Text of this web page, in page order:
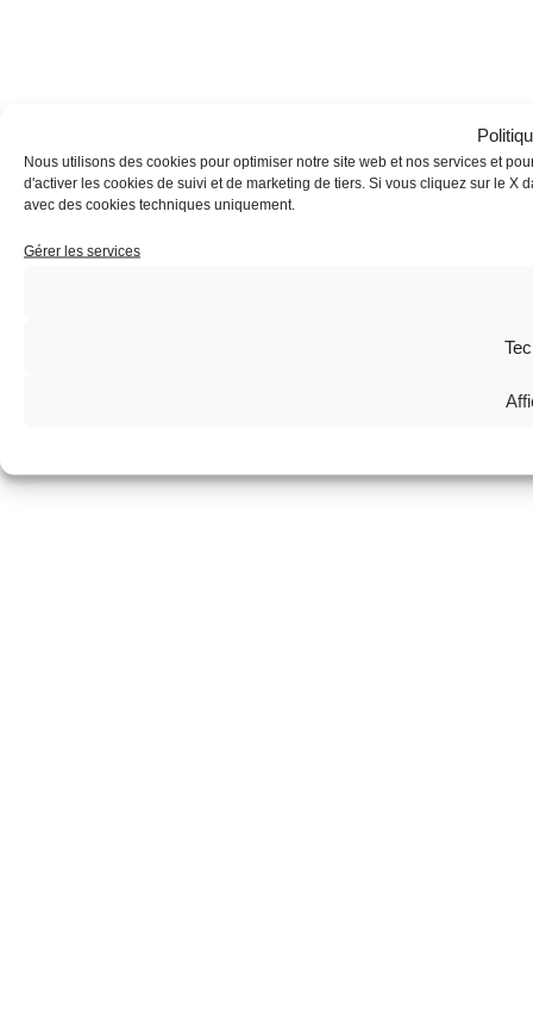
Nous utilisons des cookies pour optimiser notre site web et nos services et
d'activer les cookies de suivi et de marketing de tiers. Si vous cliquez sur le
avec des cookies techniques uniquement.
Gérer les services